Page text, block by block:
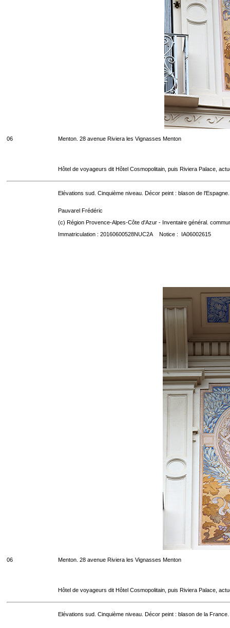
06 Menton. 28 avenue Riviera les Vignasses Menton
Hôtel de voyageurs dit Hôtel Cosmopolitain, puis Riviera Palace,
Elévations sud. Cinquième niveau. Décor peint : blason de l'Espagne.
Pauvarel Frédéric
(c) Région Provence-Alpes-Côte d'Azur - Inventaire général.
Immatriculation : 20160600528NUC2A Notice : IA06002615
06 Menton. 28 avenue Riviera les Vignasses Menton
Hôtel de voyageurs dit Hôtel Cosmopolitain, puis Riviera Palace,
Elévations sud. Cinquième niveau. Décor peint : blason de la France.